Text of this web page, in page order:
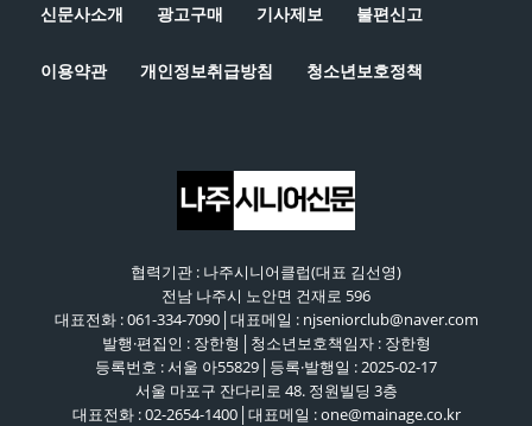
신문사소개 광고구매 기사제보 불편신고
이용약관 개인정보취급방침 청소년보호정책
협력기관 : 나주시니어클럽(대표 김선영)
전남 나주시 노안면 건재로 596
대표전화 : 061-334-7090│대표메일 : njseniorclub@naver.com
발행·편집인 : 장한형│청소년보호책임자 : 장한형
등록번호 : 서울 아55829│등록·발행일 : 2025-02-17
서울 마포구 잔다리로 48. 정원빌딩 3층
대표전화 : 02-2654-1400│대표메일 : one@mainage.co.kr